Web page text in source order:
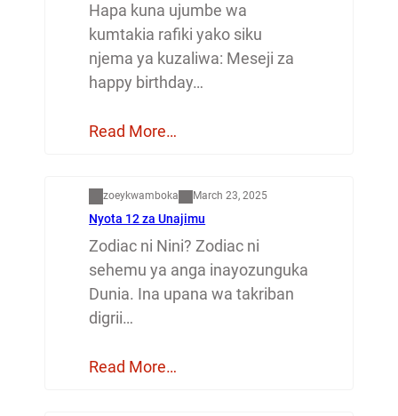
Hapa kuna ujumbe wa
kumtakia rafiki yako siku
njema ya kuzaliwa: Meseji za
happy birthday…
Read More…
zoeykwamboka March 23, 2025
Nyota 12 za Unajimu
Zodiac ni Nini? Zodiac ni
sehemu ya anga inayozunguka
Dunia. Ina upana wa takriban
digrii…
Read More…